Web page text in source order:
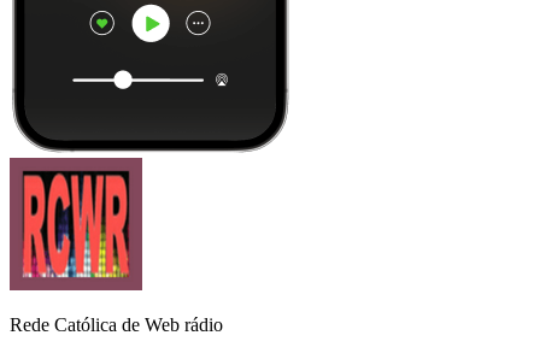
Rede Católica de Web rádio